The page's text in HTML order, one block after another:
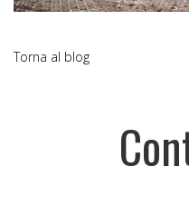
Torna al blog